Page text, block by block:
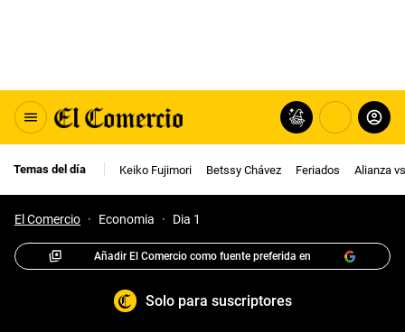
Temas del día Keiko Fujimori Betssy Chávez Feriados Alianza
El Comercio · Economia · Dia 1
Añadir El Comercio como fuente preferida en
Solo para suscriptores